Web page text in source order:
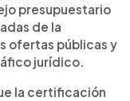
presupuestario
de la
ofertas públicas y
jurídico.
la certificación